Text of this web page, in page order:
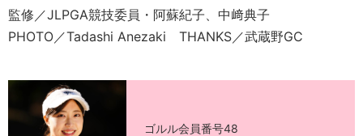
監修／JLPGA競技委員・阿蘇紀子、中﨑典子
PHOTO／Tadashi Anezaki THANKS／武蔵野GC
ゴルル会員番号48